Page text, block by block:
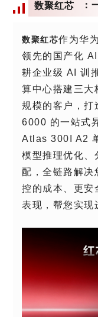
数聚红芯 ：
数聚红芯作为华
领先的国产化
耕企业级 AI 训
算中心搭建三大
规模的客户，
6000 的一站式
Atlas 300I A2
模型推理优化、
配，全链路解决
控的成本、更安
表现，帮您实现